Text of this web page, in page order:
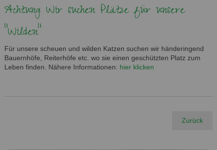
Achtung: Wir suchen Plätze für unsere
"Wilden"
Für unsere scheuen und wilden Katzen suchen wir händeringend
Bauernhöfe, Reiterhöfe etc. wo sie einen geschützten Platz zum
Leben finden. Nähere Informationen: hier klicken
Zurück